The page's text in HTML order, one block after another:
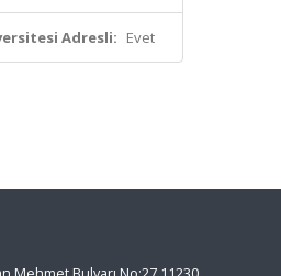
Adresli: Evet